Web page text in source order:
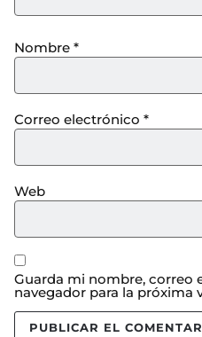
Nombre *
Correo electrónico *
Web
Guarda mi nombre, correo
navegador para la próxima